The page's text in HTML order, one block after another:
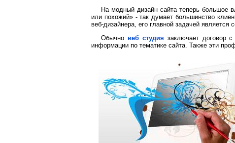
На модный дизайн сайта теперь большое
или похожий» - так думает большинство
веб-дизайнера, его главной задачей
Обычно веб студия заключает договор
информации по тематике сайта. Также эти